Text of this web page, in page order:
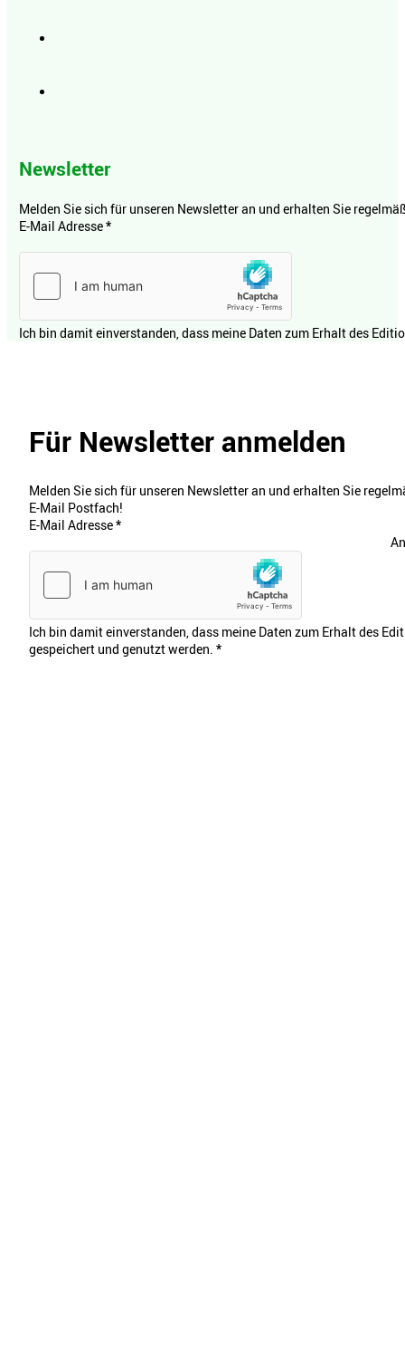
Newsletter
Melden Sie sich für unseren Newsletter an und erhalten Sie
E-Mail Adresse*
Ich bin damit einverstanden, dass meine Daten zum Erhalt des
Für Newsletter anmelden
Melden Sie sich für unseren Newsletter an und erhalten Sie
E-Mail Postfach!
E-Mail Adresse*
Ich bin damit einverstanden, dass meine Daten zum Erhalt des
gespeichert und genutzt werden. *